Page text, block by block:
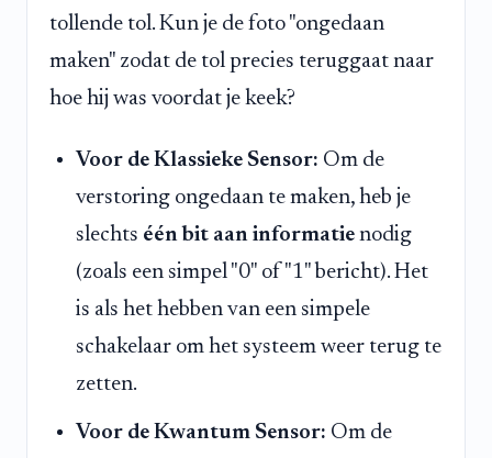
tollende tol. Kun je de foto "ongedaan
maken" zodat de tol precies teruggaat naar
hoe hij was voordat je keek?
Voor de Klassieke Sensor: Om de
verstoring ongedaan te maken, heb je
slechts één bit aan informatie nodig
(zoals een simpel "0" of "1" bericht). Het
is als het hebben van een simpele
schakelaar om het systeem weer terug te
zetten.
Voor de Kwantum Sensor: Om de